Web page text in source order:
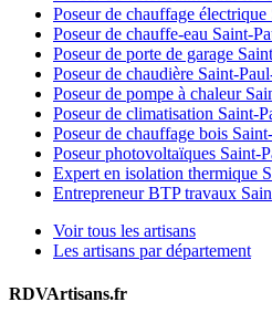
Poseur de chauffage
Poseur de chauffe-eau Saint-
Poseur de porte de garage
Poseur de chaudière Saint-
Poseur de pompe à chaleur
Poseur de climatisation Saint-
Poseur de chauffage bois
Poseur photovoltaïques Saint-
Expert en isolation thermique
Entrepreneur BTP travaux
Voir tous les artisans
Les artisans par département
RDVArtisans.fr